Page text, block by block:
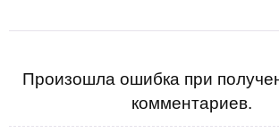
Произошла ошибка при
комментариев.